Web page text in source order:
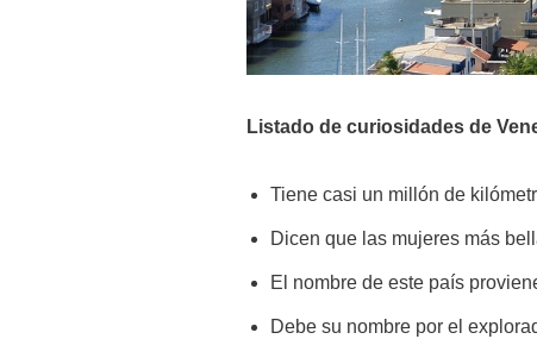
Listado de curiosidades de
Tiene casi un millón de
Dicen que las mujeres más
El nombre de este país
Debe su nombre por el